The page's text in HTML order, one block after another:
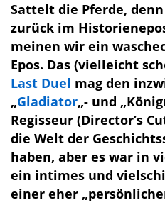
Sattelt die Pferde,
zurück im
meinen wir ein
Epos. Das (vielleicht
Last Duel mag den
„Gladiator„- und
Regisseur (Director’s
die Welt der
haben, aber es war in
ein intimes und
einer eher